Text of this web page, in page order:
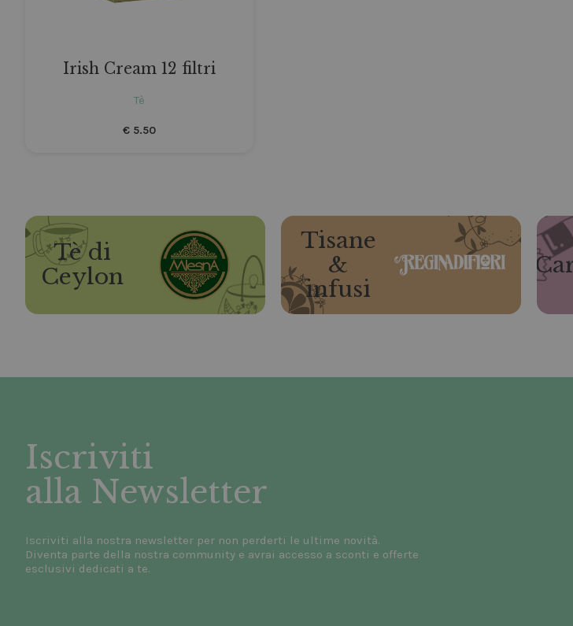
Irish Cream 12 filtri
Tè
€ 5.50
Tè di
Ceylon
Tisane
&
infusi
Iscriviti
alla Newsletter
Iscriviti alla nostra newsletter per non perderti le ultime novità.
Diventa parte della nostra community e avrai accesso a sconti e offerte
esclusivi dedicati a te.